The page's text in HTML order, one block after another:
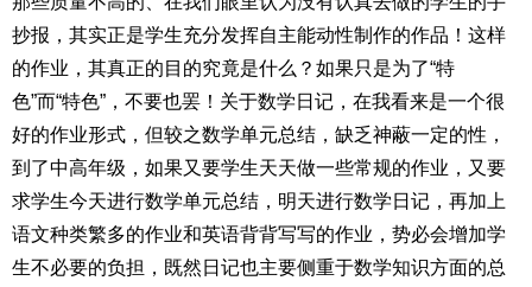
抄报，其实正是学生充分发挥自主能动性制作的作品！这样
的作业，其真正的目的究竟是什么？如果只是为了“特
色”而“特色”，不要也罢！关于数学日记，在我看来是一个很
好的作业形式，但较之数学单元总结，缺乏神蔽一定的性，
到了中高年级，如果又要学生天天做一些常规的作业，又要
求学生今天进行数学单元总结，明天进行数学日记，再加上
语文种类繁多的作业和英语背背写写的作业，势必会增加学
生不必要的负担，既然日记也主要侧重于数学知识方面的总